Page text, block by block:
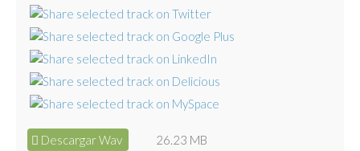
Descargar Wav 26.23 MB